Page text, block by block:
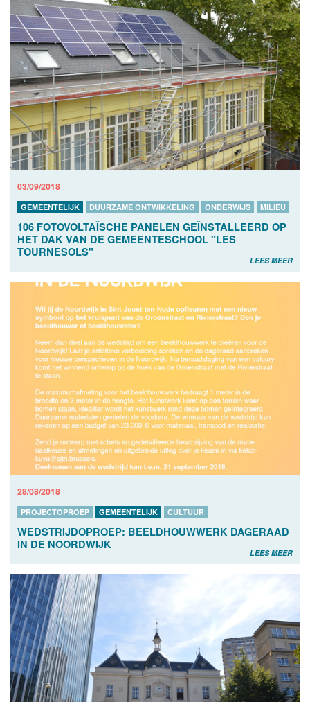
03/09/2018
GEMEENTELIJK DUURZAME ONTWIKKELING ONDERWIJS MILIEU
106 FOTOVOLTAÏSCHE PANELEN GEÏNSTALLEERD OP
HET DAK VAN DE GEMEENTESCHOOL "LES
TOURNESOLS"
LEES MEER
28/08/2018
PROJECTOPROEP GEMEENTELIJK CULTUUR
WEDSTRIJDOPROEP: BEELDHOUWWERK DAGERAAD
IN DE NOORDWIJK
LEES MEER